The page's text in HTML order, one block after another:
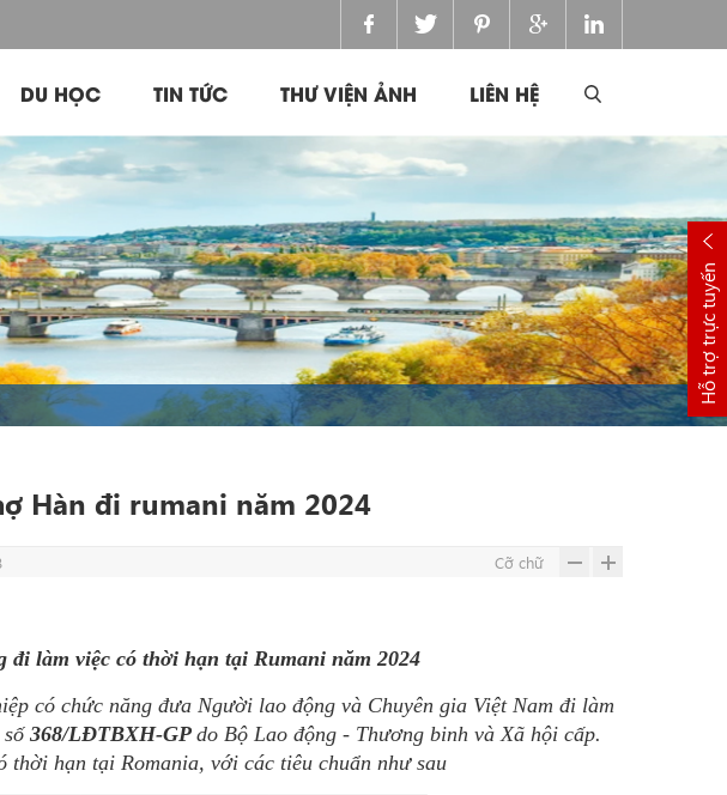
DU HỌC TIN TỨC THƯ VIỆN ẢNH LIÊN HỆ
Hàn đi rumani năm 2024
Cỡ chữ
đi làm việc có thời hạn tại Rumani năm 2024
có chức năng đưa Người lao động và Chuyên gia Việt Nam đi làm
368/LĐTBXH-GP do Bộ Lao động - Thương binh và Xã hội cấp.
thời hạn tại Romania, với các tiêu chuẩn như sau
Hỗ trợ trực tuyến